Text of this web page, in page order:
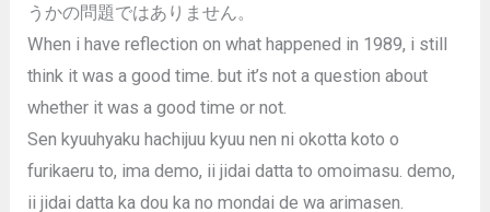
うかの問題ではありません。
When i have reflection on what happened in 1989, i still
think it was a good time. but it’s not a question about
whether it was a good time or not.
Sen kyuuhyaku hachijuu kyuu nen ni okotta koto o
furikaeru to, ima demo, ii jidai datta to omoimasu. demo,
ii jidai datta ka dou ka no mondai de wa arimasen.